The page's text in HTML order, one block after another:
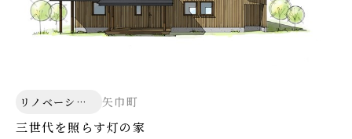
リノベーショ
矢巾町
三世代を照らす灯の家